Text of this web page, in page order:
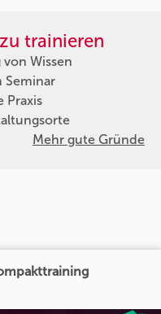
trainieren
Wissen
Seminar
Praxis
Mehr gute Gründe